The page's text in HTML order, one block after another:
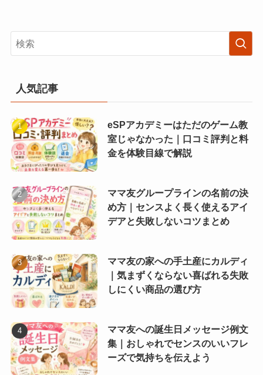
人気記事
eSPアカデミーはただのゲーム教
室じゃなかった｜口コミ評判と料
金を体験目線で解説
ママ友グループラインの名前の決
め方｜センスよく長く使えるアイ
デアと失敗しないコツまとめ
ママ友の家への手土産にカルディ
｜気まずくならない喜ばれる失敗
しにくい商品の選び方
ママ友への誕生日メッセージ例文
集｜おしゃれでセンスのいいフレ
ーズで気持ちを伝えよう